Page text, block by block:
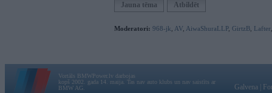
Jauna tēma Atbildēt
Moderatori: 968-jk AV AiwaShuraLLP, GirtzB Lafter
Vortāls BMWPower.lv darbojas
kopš 2002. gada 14. maija. Tas nav auto klubs un nav saistīts ar
BMW AG.
Galvena